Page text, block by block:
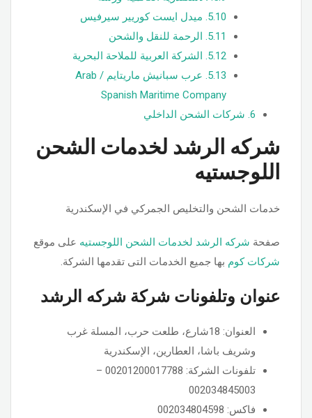
5.10. ميدل ايست كوريير سيرفيس
5.11.
الرحمة للنقل والشحن
5.12.
الشركة العربية للملاحة البحرية
5.13.
عرب سبانيش ماريتايم / Arab
Spanish Maritime Company
6. شركات الشحن الداخلي
شركه الرشد لخدمات الشحن
اللوجستيه
خدمات الشحن والتخليص الجمركي في الإسكندرية
صفحة شركه الرشد لخدمات الشحن اللوجستيه على موقع
شركات كوم بها جميع الخدمات التى تقدمها الشركة.
عنوان وتلفونات شركة شركه الرشد
العنوان: 18شارع، طلعت حرب، المسلة غرب
وشريف باشا، العطارين، الإسكندرية
تلفونات الشركة: 00201200017788 –
002034845003
فاكس: 002034804598